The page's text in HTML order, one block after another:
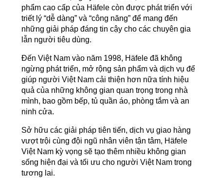
phẩm cao cấp của Häfele còn được phát triển với
triết lý “dễ dàng” và “công năng” để mang đến
những giải pháp đáng tin cậy cho các chuyên gia
lẫn người tiêu dùng.
Đến Việt Nam vào năm 1998, Häfele đã không
ngừng phát triển, mở rộng sản phẩm và dịch vụ để
giúp người Việt Nam cải thiện hơn nữa tính hiệu
quả của những không gian quan trọng trong nhà
mình, bao gồm bếp, tủ quần áo, phòng tắm và an
ninh cửa.
Sở hữu các giải pháp tiên tiến, dịch vụ giao hàng
vượt trội cùng đội ngũ nhân viên tận tâm, Häfele
Việt Nam kỳ vọng sẽ tạo thêm nhiều không gian
sống hiện đại và tối ưu cho người Việt Nam trong
tương lai.